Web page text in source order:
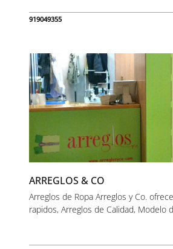
919049355
ARREGLOS & CO
Arreglos de Ropa Arreglos y Co.
rapidos, Arreglos de Calidad, Modelo